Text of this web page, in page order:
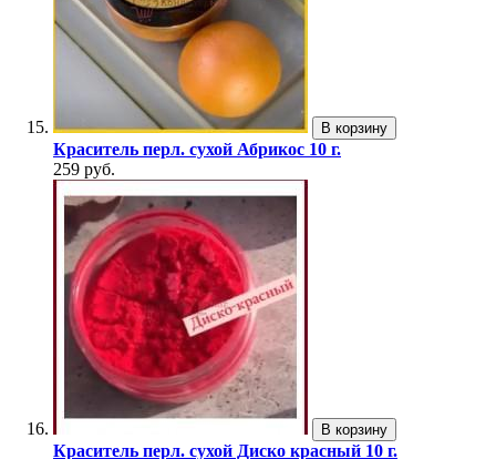
В корзину
Краситель перл. сухой Абрикос 10 г.
259 руб.
В корзину
Краситель перл. сухой Диско красный 10 г.